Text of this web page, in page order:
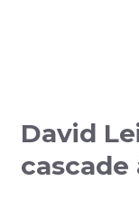
David
cascade